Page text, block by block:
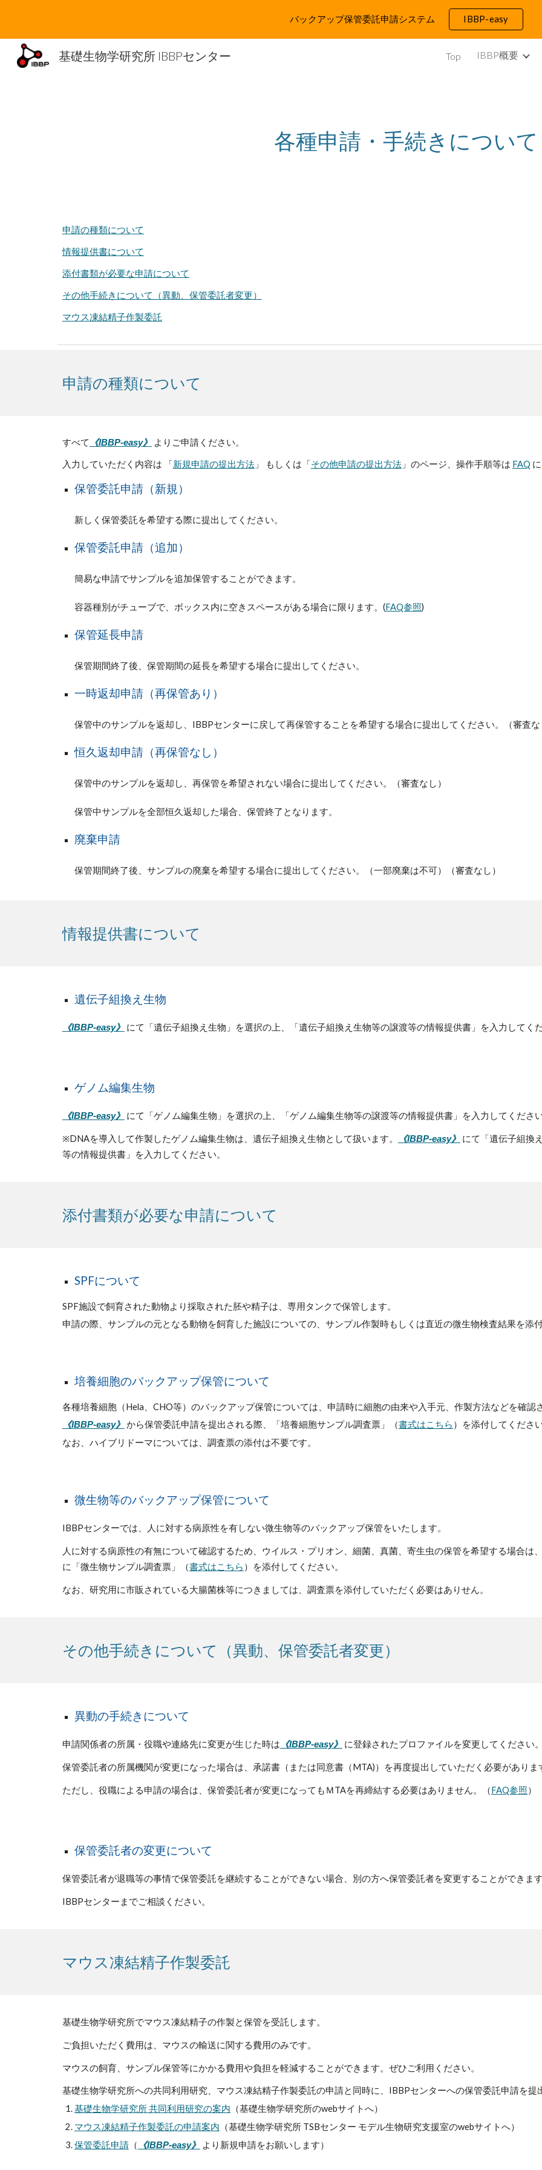
Skip to main content Skip to
バックアップ保管委託申請システム IBBP-easy
基礎生物学研究所 IBBPセンター Top IBBP概要
各種申請・手続きについて
申請の種類について
情報提供書について
添付書類が必要な申請について
その他手続きについて（異動、保管委託者変更）
マウス凍結精子作製委託
申請の種類について
すべて 《IBBP-easy》 よりご申請ください。
入力していただく内容は 「新規申請の提出方法」 もしくは 「その他申請の提出方法」のページ、操作手順等は FAQ
保管委託申請（新規）
新しく保管委託を希望する際に提出してください。
保管委託申請（追加）
簡易な申請でサンプルを追加保管することができます。
容器種別がチューブで、ボックス内に空きスペースがある場合に限ります。 (FAQ参照)
保管延長申請
保管期間終了後、保管期間の延長を希望する場合に提出してください。
一時返却申請（再保管あり）
保管中のサンプルを返却し、IBBPセンターに戻して再保管することを希望する場合に提出してください。（審査
恒久返却申請（再保管なし）
保管中のサンプルを返却し、再保管を希望されない場合に提出してください。（審査なし）
保管中サンプルを全部恒久返却した場合、保管終了となります。
廃棄申請
保管期間終了後、サンプルの廃棄を希望する場合に提出してください。（一部廃棄は不可）（審査なし）
情報提供書について
遺伝子組換え生物
《IBBP-easy》 にて「遺伝子組換え生物」を選択の上、「遺伝子組換え生物等の譲渡等の情報提供書」を入力してく
ゲノム編集生物
《IBBP-easy》 にて「ゲノム編集生物」を選択の上、「ゲノム編集生物等の譲渡等の情報提供書」を入力してくださ
※DNAを導入して作製したゲノム編集生物は、遺伝子組換え生物として扱います。 《IBBP-easy》
にて「遺伝子組換
等の情報提供書」を入力してください。
添付書類が必要な申請について
SPFについて
SPF施設で飼育された動物より採取された胚や精子は、専用タンクで保管します。
申請の際、 サンプルの元となる動物を飼育した施設についての、サンプル作製時もしくは直近の微生物検査結果を添
培養細胞のバックアップ保管について
各種培養細胞（Hela、CHO等）のバックアップ保管については、 申請時に細胞の由来や入手元、作製方法などを確認
《IBBP-easy》 から保管委託申請を提出される際、「培養細胞サンプル調査票」（書式はこちら ）を添付してくださ
なお、ハイブリドーマについては、調査票の添付は不要です。
微生物等のバックアップ保管について
IBBPセンターでは、 人に対する病原性を有しない微生物等のバックアップ保管をいたします。
人に対する病原性の有無について確認するため、 ウイルス・プリオン、細菌、真菌、寄生虫の保管を希望する場合は
に「微生物サンプル調査票」（書式はこちら ）を添付してください。
なお、研究用に市販されている大腸菌株等につきましては、調査票を添付していただく必要はありせん。
その他手続きについて（異動、保管委託者変更）
異動の手続きについて
申請関係者の所属・役職や連絡先に変更が生じた時は 《IBBP-easy》 に登録されたプロファイルを変更してください
保管委託者の所属機関が変更になった場合は、承諾書（または同意書（MTA)）を再度提出していただく必要がありま
ただし、役職による申請の場合は、保管委託者が変更になってもＭTAを再締結する必要はありません。（FAQ参照）
保管委託者の変更について
保管委託者が退職等の事情で保管委託を継続することができない場合、別の方へ保管委託者を変更することができま
IBBPセンターまでご相談ください。
マウス凍結精子作製委託
基礎生物学研究所でマウス凍結精子の作製と保管を受託します。
ご負担いただく費用は、 マウスの輸送に関する費用のみです。
マウスの飼育、サンプル保管等にかかる費用や負担を軽減することができます。ぜひご利用ください。
基礎生物学研究所への共同利用研究、マウス凍結精子作製委託の申請と同時に、IBBPセンターへの保管委託申請を提
基礎生物学研究所 共同利用研究の案内 （基礎生物学研究所のwebサイトへ）
マウス凍結精子作製委託の申請案内 （基礎生物学研究所 TSBセンター モデル生物研究支援室のwebサイトへ）
保管委託申請（ 《IBBP-easy》 より新規申請をお願いします）